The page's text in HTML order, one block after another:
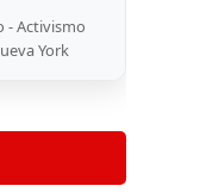
- Activismo
York